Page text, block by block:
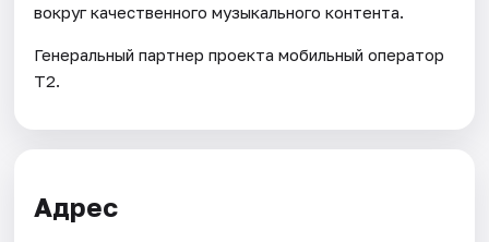
вокруг качественного музыкального контента.
Генеральный партнер проекта мобильный оператор
Т2.
Адрес